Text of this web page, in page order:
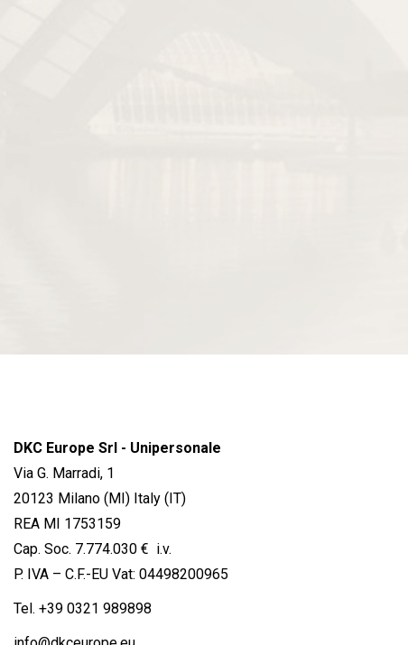
DKC Europe Srl - Unipersonale
Via G. Marradi, 1
20123 Milano (MI) Italy (IT)
REA MI 1753159
Cap. Soc. 7.774.030 € i.v.
P. IVA – C.F.-EU Vat: 04498200965
Tel. +39 0321 989898